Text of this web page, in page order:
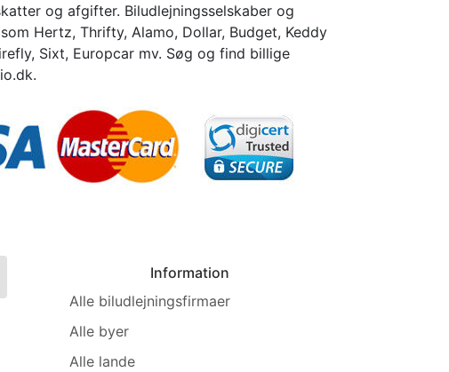
og afgifter. Biludlejningsselskaber og
Hertz, Thrifty, Alamo, Dollar, Budget, Keddy
Sixt, Europcar mv. Søg og find billige
Information
Alle biludlejningsfirmaer
Alle byer
Alle lande